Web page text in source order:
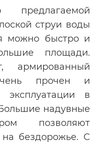
предлагаемой
струи воды
можно быстро и
площади.
армированный
прочен и
эксплуатации в
надувные
позволяют
на бездорожье. С